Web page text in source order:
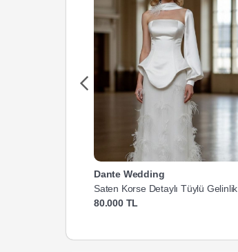
Dante Wedding
Saten Korse Detaylı Tüylü Gelinlik
80.000 TL